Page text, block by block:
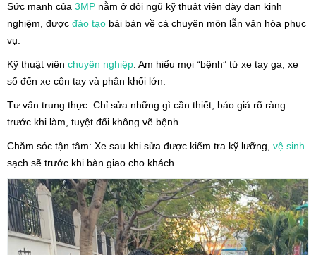
Sức mạnh của 3MP nằm ở đội ngũ kỹ thuật viên dày dạn kinh
nghiệm, được đào tạo bài bản về cả chuyên môn lẫn văn hóa phục
vụ.
Kỹ thuật viên chuyên nghiệp: Am hiểu mọi “bệnh” từ xe tay ga, xe
số đến xe côn tay và phân khối lớn.
Tư vấn trung thực: Chỉ sửa những gì cần thiết, báo giá rõ ràng
trước khi làm, tuyệt đối không vẽ bệnh.
Chăm sóc tận tâm: Xe sau khi sửa được kiểm tra kỹ lưỡng, vệ sinh
sạch sẽ trước khi bàn giao cho khách.